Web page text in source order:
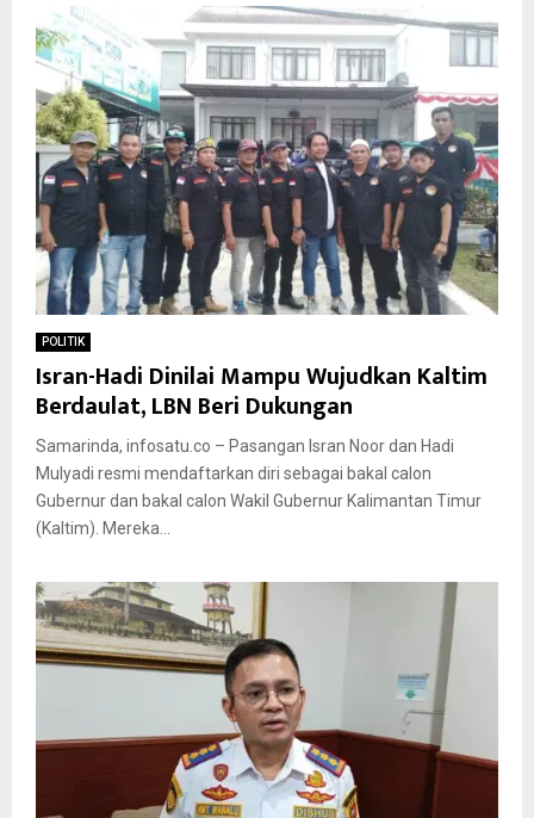
POLITIK
Isran-Hadi Dinilai Mampu Wujudkan Kaltim
Berdaulat, LBN Beri Dukungan
Samarinda, infosatu.co – Pasangan Isran Noor dan Hadi
Mulyadi resmi mendaftarkan diri sebagai bakal calon
Gubernur dan bakal calon Wakil Gubernur Kalimantan Timur
(Kaltim). Mereka...